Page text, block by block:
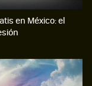
en México: el